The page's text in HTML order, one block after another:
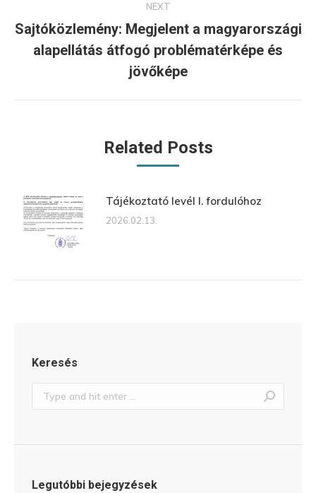
NEXT
Next
post:
Sajtóközlemény: Megjelent a magyarországi
alapellátás átfogó problématérképe és
jövőképe
Related Posts
Tájékoztató levél I. fordulóhoz
2026.02.13.
Keresés
Search:
Legutóbbi bejegyzések